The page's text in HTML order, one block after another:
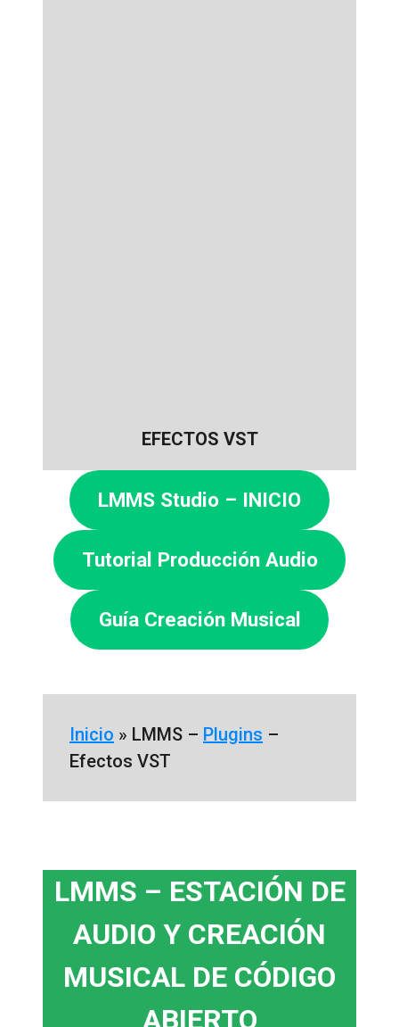
EFECTOS VST
LMMS Studio – INICIO
Tutorial Producción Audio
Guía Creación Musical
Inicio » LMMS – Plugins –
Efectos VST
LMMS – ESTACIÓN DE
AUDIO Y CREACIÓN
MUSICAL DE CÓDIGO
ABIERTO